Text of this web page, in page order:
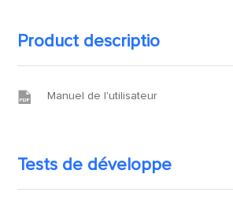
Product descriptio
 Manuel de l'utilisateur
Tests de développe